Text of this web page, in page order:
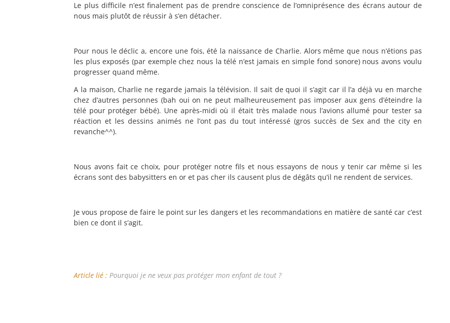
Le plus difficile n’est finalement pas de prendre conscience de l’omniprésence des écrans autour de
nous mais plutôt de réussir à s’en détacher.
Pour nous le déclic a, encore une fois, été la naissance de Charlie. Alors même que nous n’étions pas
les plus exposés (par exemple chez nous la télé n’est jamais en simple fond sonore) nous avons voulu
progresser quand même.
A la maison, Charlie ne regarde jamais la télévision. Il sait de quoi il s’agit car il l’a déjà vu en marche
chez d’autres personnes (bah oui on ne peut malheureusement pas imposer aux gens d’éteindre la
télé pour protéger bébé). Une après-midi où il était très malade nous l’avions allumé pour tester sa
réaction et les dessins animés ne l’ont pas du tout intéressé (gros succès de Sex and the city en
revanche^^).
Nous avons fait ce choix, pour protéger notre fils et nous essayons de nous y tenir car même si les
écrans sont des babysitters en or et pas cher ils causent plus de dégâts qu’il ne rendent de services.
Je vous propose de faire le point sur les dangers et les recommandations en matière de santé car c’est
bien ce dont il s’agit.
Article lié : Pourquoi je ne veux pas protéger mon enfant de tout ?